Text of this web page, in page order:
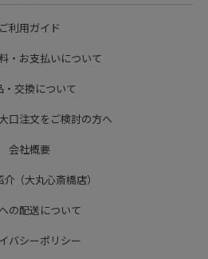
ご利用ガイド
・お支払いについて
・交換について
口注文をご検討の方へ
会社概要
（大丸心斎橋店）
の配送について
バシーポリシー